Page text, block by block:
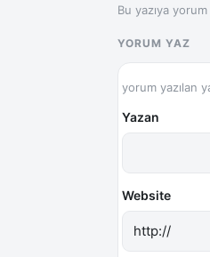
Bu yazıya yorum
YORUM YAZ